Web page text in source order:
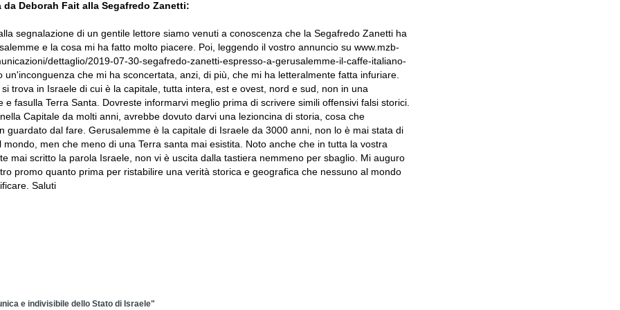
Deborah Fait alla Segafredo Zanetti:
segnalazione di un gentile lettore siamo venuti a conoscenza che la Segafredo Zanetti ha
e la cosa mi ha fatto molto piacere. Poi, leggendo il vostro annuncio su www.mzb-
dettaglio/2019-07-30-segafredo-zanetti-espresso-a-gerusalemme-il-caffe-italiano-
un'inconguenza che mi ha sconcertata, anzi, di più, che mi ha letteralmente fatta infuriare.
trova in Israele di cui è la capitale, tutta intera, est e ovest, nord e sud, non in una
e fasulla Terra Santa. Dovreste informarvi meglio prima di scrivere simili offensivi falsi storici.
Capitale da molti anni, avrebbe dovuto darvi una lezioncina di storia, cosa che
guardato dal fare. Gerusalemme è la capitale di Israele da 3000 anni, non lo è mai stata di
men che meno di una Terra santa mai esistita. Noto anche che in tutta la vostra
mai scritto la parola Israele, non vi è uscita dalla tastiera nemmeno per sbaglio. Mi auguro
promo quanto prima per ristabilire una verità storica e geografica che nessuno al mondo
Saluti
e indivisibile dello Stato di Israele"